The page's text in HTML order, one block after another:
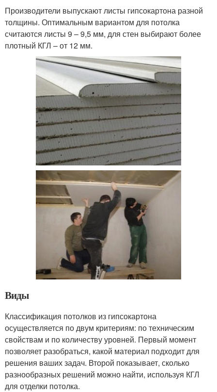
Производители выпускают листы гипсокартона разной
толщины. Оптимальным вариантом для потолка
считаются листы 9 – 9,5 мм, для стен выбирают более
плотный КГЛ – от 12 мм.
Виды
Классификация потолков из гипсокартона
осуществляется по двум критериям: по техническим
свойствам и по количеству уровней. Первый момент
позволяет разобраться, какой материал подходит для
решения ваших задач. Второй показывает, сколько
разнообразных решений можно найти, используя КГЛ
для отделки потолка.